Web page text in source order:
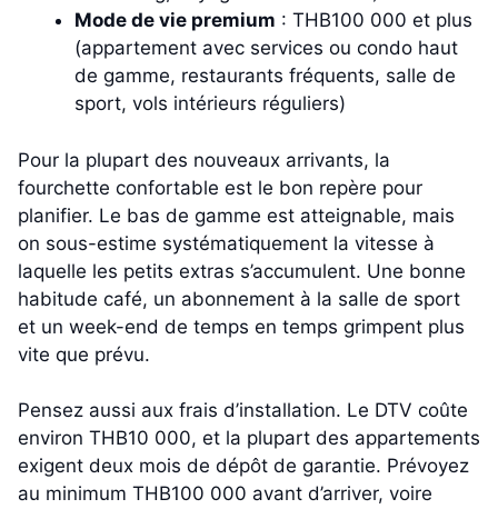
Mode de vie premium : THB100 000 et plus
(appartement avec services ou condo haut
de gamme, restaurants fréquents, salle de
sport, vols intérieurs réguliers)
Pour la plupart des nouveaux arrivants, la
fourchette confortable est le bon repère pour
planifier. Le bas de gamme est atteignable, mais
on sous-estime systématiquement la vitesse à
laquelle les petits extras s’accumulent. Une bonne
habitude café, un abonnement à la salle de sport
et un week-end de temps en temps grimpent plus
vite que prévu.
Pensez aussi aux frais d’installation. Le DTV coûte
environ THB10 000, et la plupart des appartements
exigent deux mois de dépôt de garantie. Prévoyez
au minimum THB100 000 avant d’arriver, voire